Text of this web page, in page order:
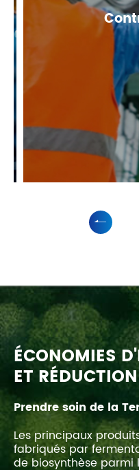
ÉCONOMIES
ET
Prendre soin de la
Les principaux
fabriqués par
de biosynthèse parmi